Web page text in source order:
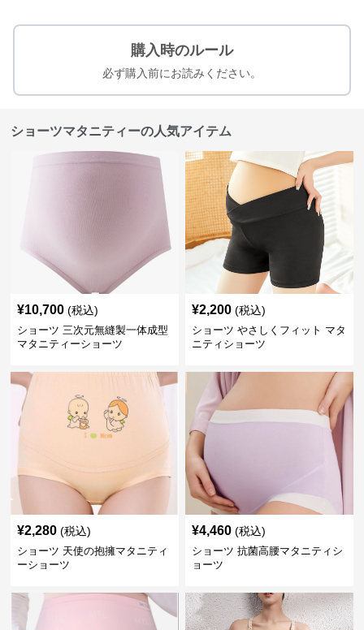
購入時のルール
必ず購入前にお読みください。
ショーツマタニティーの人気アイテム
¥10,700 (税込)
ショーツ 三次元無縫製一体成型
マタニティーショーツ
¥2,200 (税込)
ショーツ やさしくフィット マタ
ニティショーツ
¥2,280 (税込)
ショーツ 天使の抱擁マタニティ
ーショーツ
¥4,460 (税込)
ショーツ 抗菌高腰マタニティシ
ョーツ